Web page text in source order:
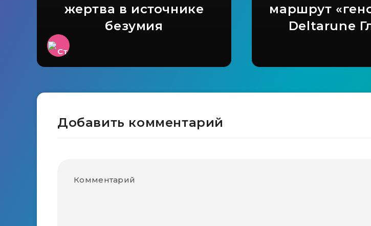
жертва в источнике
безумия
маршрут
Deltarune
Добавить комментарий